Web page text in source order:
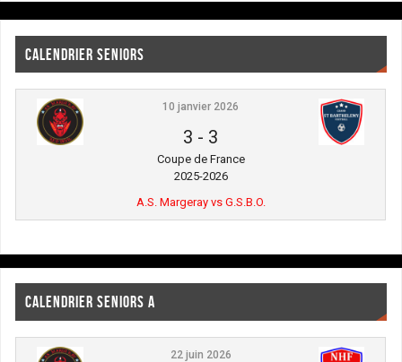
CALENDRIER SENIORS
10 janvier 2026
3 - 3
Coupe de France
2025-2026
A.S. Margeray vs G.S.B.O.
CALENDRIER SENIORS A
22 juin 2026